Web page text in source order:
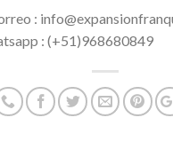
:
: (+51)968680849